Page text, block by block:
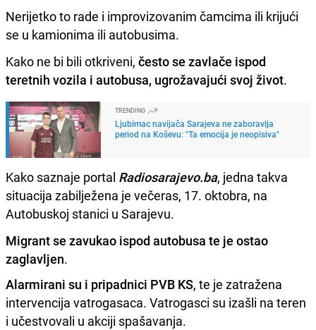
Nerijetko to rade i improvizovanim čamcima ili krijući
se u kamionima ili autobusima.
Kako ne bi bili otkriveni, često se zavlače ispod
teretnih vozila i autobusa, ugrožavajući svoj život.
TRENDING
Ljubimac navijača Sarajeva ne zaboravlja
period na Koševu: "Ta emocija je neopisiva"
Kako saznaje portal Radiosarajevo.ba, jedna takva
situacija zabilježena je večeras, 17. oktobra, na
Autobuskoj stanici u Sarajevu.
Migrant se zavukao ispod autobusa te je ostao
zaglavljen.
Alarmirani su i pripadnici PVB KS, te je zatražena
intervencija vatrogasaca. Vatrogasci su izašli na teren
i učestvovali u akciji spašavanja.